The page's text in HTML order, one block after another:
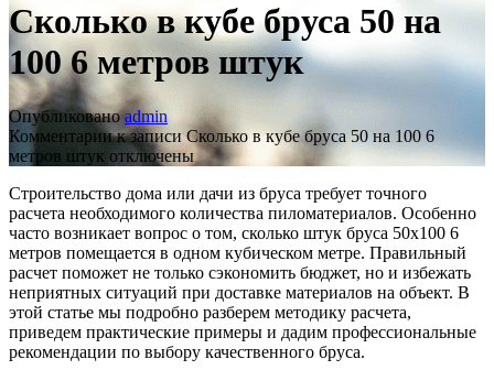
Сколько в кубе бруса 50 на
100 6 метров штук
Опубликовано admin
Комментариик записи Сколько в кубе бруса 50 на 100 6
метров штук отключены
Строительство дома или дачи из бруса требует точного
расчета необходимого количества пиломатериалов. Особенно
часто возникает вопрос о том, сколько штук бруса 50х100 6
метров помещается в одном кубическом метре. Правильный
расчет поможет не только сэкономить бюджет, но и избежать
неприятных ситуаций при доставке материалов на объект. В
этой статье мы подробно разберем методику расчета,
приведем практические примеры и дадим профессиональные
рекомендации по выбору качественного бруса.